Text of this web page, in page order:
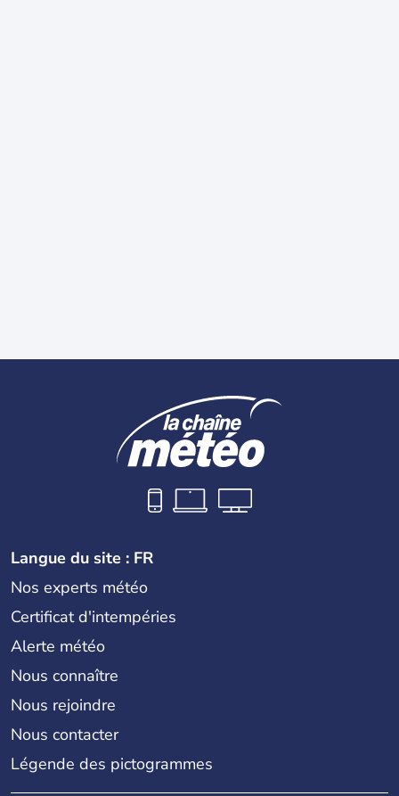
Langue du site : FR
Nos experts météo
Certificat d'intempéries
Alerte météo
Nous connaître
Nous rejoindre
Nous contacter
Légende des pictogrammes